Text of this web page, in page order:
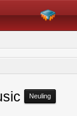
Neuling